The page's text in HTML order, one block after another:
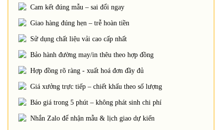
Cam kết đúng mẫu – sai đổi ngay
Giao hàng đúng hẹn – trễ hoàn tiền
Sử dụng chất liệu vải cao cấp nhất
Bảo hành đường may/in thêu theo hợp đồng
Hợp đồng rõ ràng - xuất hoá đơn đầy đủ
Giá xưởng trực tiếp – chiết khấu theo số lượng
Báo giá trong 5 phút – không phát sinh chi phí
Nhắn Zalo để nhận mẫu & lịch giao dự kiến